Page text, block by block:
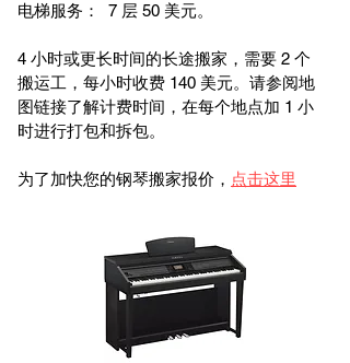
电梯服务： 7 层 50 美元。
4 小时或更长时间的长途搬家，需要 2 个
搬运工，每小时收费 140 美元。请参阅地
图链接了解计费时间，在每个地点加 1 小
时进行打包和拆包。
为了加快您的钢琴搬家报价， 点击这里